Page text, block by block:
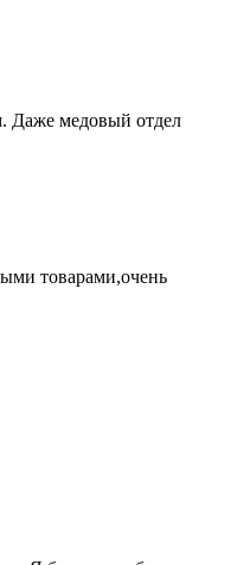
Даже медовый отдел
товарами,очень